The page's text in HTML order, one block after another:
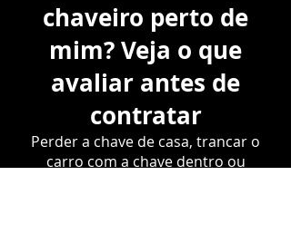
chaveiro perto de
mim? Veja o que
avaliar antes de
contratar
Perder a chave de casa, trancar o
carro com a chave dentro ou